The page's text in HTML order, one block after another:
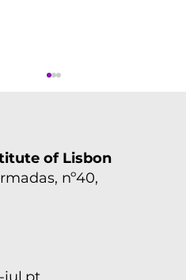
Ação: Equipamento
of Lisbon
nº40,